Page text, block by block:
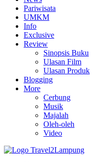
Pariwisata
UMKM
Info
Exclusive
Review
Sinopsis Buku
Ulasan Film
Ulasan Produk
Blogging
More
Cerbung
Musik
Majalah
Oleh-oleh
Video